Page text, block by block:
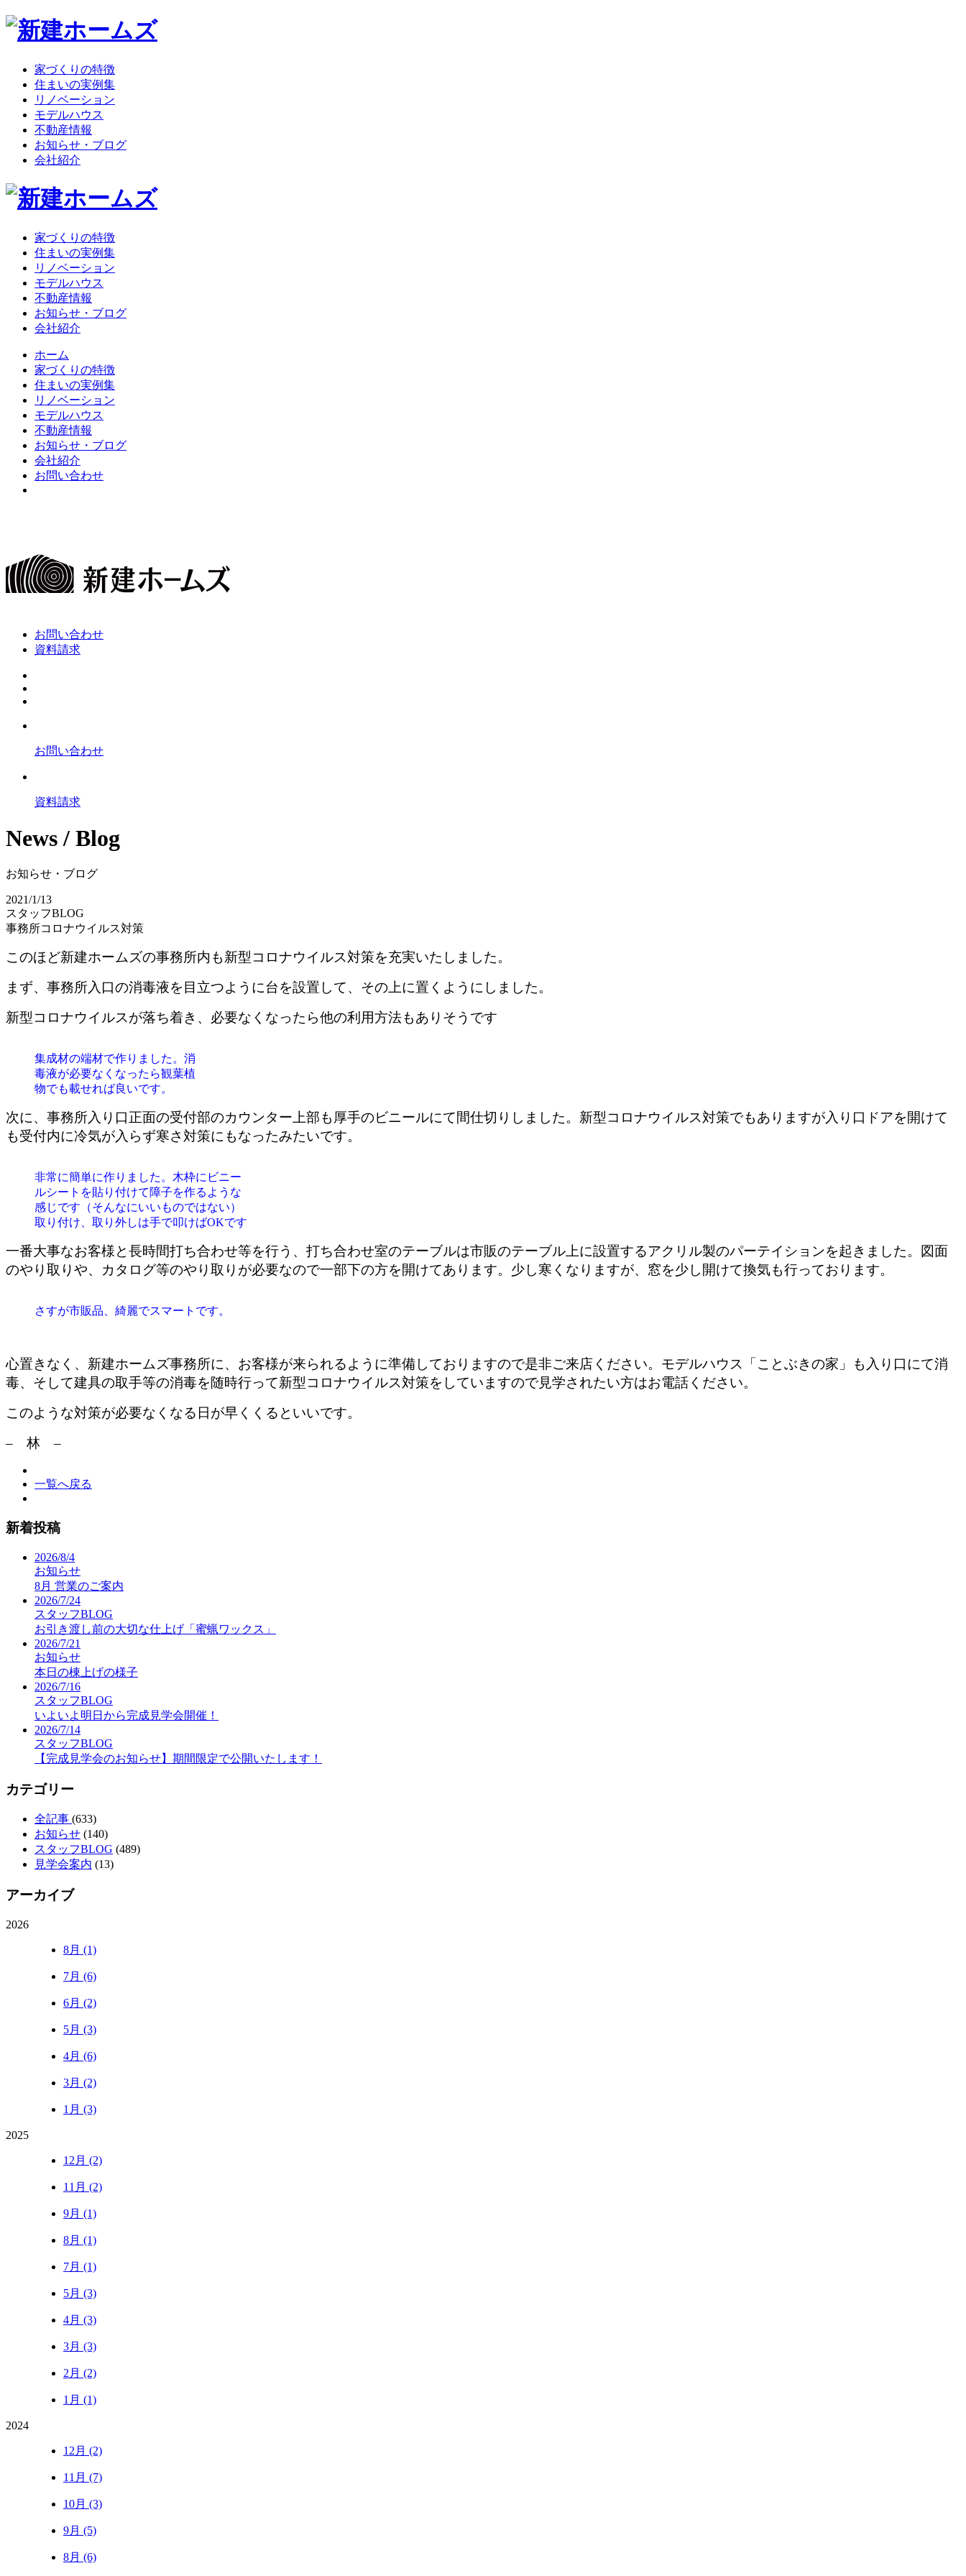
家づくりの特徴
住まいの実例集
リノベーション
モデルハウス
不動産情報
お知らせ・ブログ
会社紹介
家づくりの特徴
住まいの実例集
リノベーション
モデルハウス
不動産情報
お知らせ・ブログ
会社紹介
ホーム
家づくりの特徴
住まいの実例集
リノベーション
モデルハウス
不動産情報
お知らせ・ブログ
会社紹介
お問い合わせ
お問い合わせ
資料請求
お問い合わせ
資料請求
News / Blog
お知らせ・ブログ
2021/1/13
スタッフBLOG
事務所コロナウイルス対策
このほど新建ホームズの事務所内も新型コロナウイルス対策を充実いたしました。
まず、事務所入口の消毒液を目立つように台を設置して、その上に置くようにしました。
新型コロナウイルスが落ち着き、必要なくなったら他の利用方法もありそうです
集成材の端材で作りました。消
毒液が必要なくなったら観葉植
物でも載せれば良いです。
次に、事務所入り口正面の受付部のカウンター上部も厚手のビニールにて間仕切りしました。新型コロナウイルス対策でもありますが入り口ドアを開けて
も受付内に冷気が入らず寒さ対策にもなったみたいです。
非常に簡単に作りました。木枠にビニー
ルシートを貼り付けて障子を作るような
感じです（そんなにいいものではない）
取り付け、取り外しは手で叩けばOKです
一番大事なお客様と長時間打ち合わせ等を行う、打ち合わせ室のテーブルは市販のテーブル上に設置するアクリル製のパーテイションを起きました。図面
のやり取りや、カタログ等のやり取りが必要なので一部下の方を開けてあります。少し寒くなりますが、窓を少し開けて換気も行っております。
さすが市販品、綺麗でスマートです。
心置きなく、新建ホームズ事務所に、お客様が来られるように準備しておりますので是非ご来店ください。モデルハウス「ことぶきの家」も入り口にて消
毒、そして建具の取手等の消毒を随時行って新型コロナウイルス対策をしていますので見学されたい方はお電話ください。
このような対策が必要なくなる日が早くくるといいです。
– 林 –
一覧へ戻る
新着投稿
2026/8/4
お知らせ
8月 営業のご案内
2026/7/24
スタッフBLOG
お引き渡し前の大切な仕上げ「蜜蝋ワックス」
2026/7/21
お知らせ
本日の棟上げの様子
2026/7/16
スタッフBLOG
いよいよ明日から完成見学会開催！
2026/7/14
スタッフBLOG
【完成見学会のお知らせ】期間限定で公開いたします！
カテゴリー
全記事 (633)
お知らせ (140)
スタッフBLOG (489)
見学会案内 (13)
アーカイブ
2026
8月 (1)
7月 (6)
6月 (2)
5月 (3)
4月 (6)
3月 (2)
1月 (3)
2025
12月 (2)
11月 (2)
9月 (1)
8月 (1)
7月 (1)
5月 (3)
4月 (3)
3月 (3)
2月 (2)
1月 (1)
2024
12月 (2)
11月 (7)
10月 (3)
9月 (5)
8月 (6)